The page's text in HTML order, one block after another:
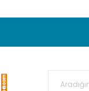
KARGO